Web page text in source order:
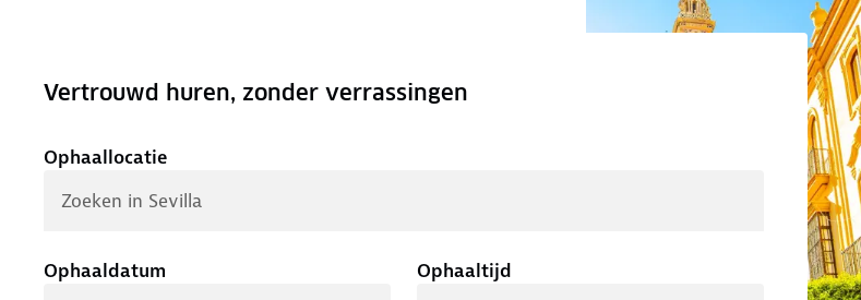
Vertrouwd huren, zonder verrassingen
Ophaallocatie
Ophaaldatum Ophaaltijd